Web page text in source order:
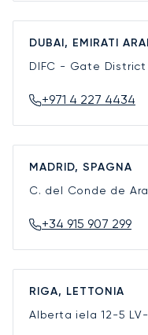
DUBAI, EMIRATI
DIFC - Gate District
+971 4 227 4434
MADRID, SPAGNA
C. del Conde de
+34 915 907 299
RIGA, LETTONIA
Alberta iela 12-5